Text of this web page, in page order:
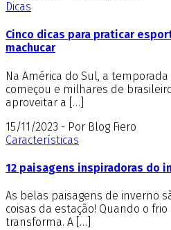
Dicas
Cinco dicas para praticar
machucar
Na América do Sul, a
começou e milhares de
aproveitar a […]
15/11/2023 - Por Blog Fiero
Características
12 paisagens inspiradoras do
As belas paisagens de inverno
coisas da estação! Quando o
transforma. A […]